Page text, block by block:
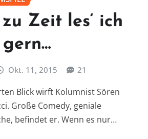
Zeit les‘ ich
Okt. 11, 2015 21
Blick wirft Kolumnist Sören
Große Comedy, geniale
befindet er. Wenn es nur…